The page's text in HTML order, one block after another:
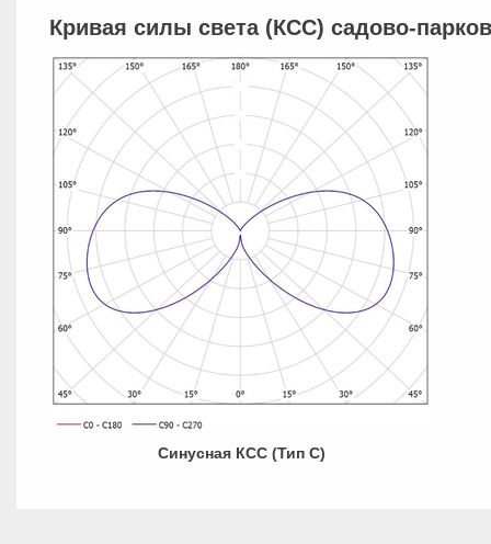
Кривая силы света (КСС) садово-
Синусная КСС (Тип С)